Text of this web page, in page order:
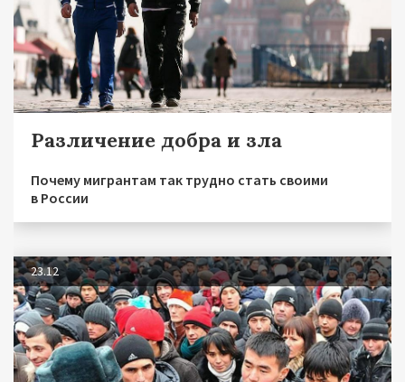
Различение добра и зла
Почему мигрантам так трудно стать своими
в России
23.12